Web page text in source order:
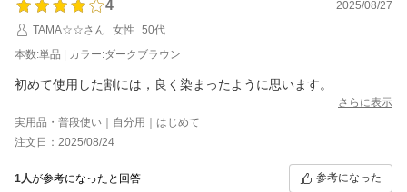
4
2025/08/27
TAMA☆☆さん
女性
50代
本数:単品 | カラー:ダークブラウン
初めて使用した割には，良く染まったように思います。
さらに表示
実用品・普段使い｜自分用｜はじめて
注文日：2025/08/24
1人が参考になったと回答 参考になった